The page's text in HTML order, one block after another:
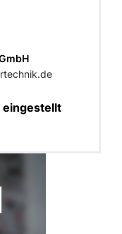
eingestellt